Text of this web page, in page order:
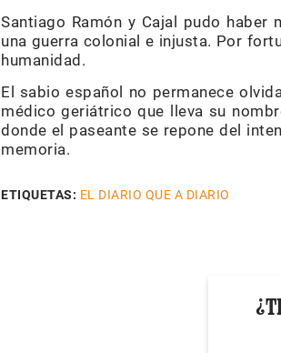
Santiago Ramón y Cajal pudo
una guerra colonial e injusta. Por
humanidad.
El sabio español no permanece
médico geriátrico que lleva su
donde el paseante se repone del
memoria.
ETIQUETAS: EL DIARIO QUE A DIARIO